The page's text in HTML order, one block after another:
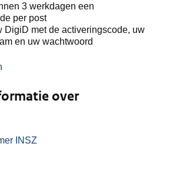
3 werkdagen een
per post
DigiD met de activeringscode, uw
en uw wachtwoord
over
INSZ